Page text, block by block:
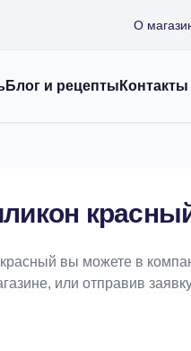
О
Блог и рецепты Контакты
вы можете в
или отправив